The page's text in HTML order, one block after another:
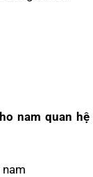
nam quan hệ
nam